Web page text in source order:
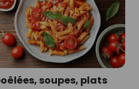
soupes, plats